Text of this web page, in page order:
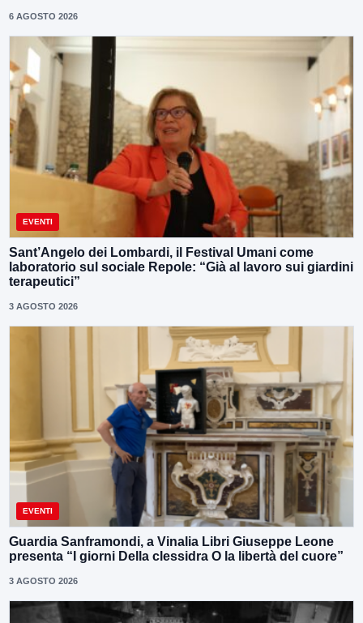
6 AGOSTO 2026
EVENTI
Sant’Angelo dei Lombardi, il Festival Umani come
laboratorio sul sociale Repole: “Già al lavoro sui giardini
terapeutici”
3 AGOSTO 2026
EVENTI
Guardia Sanframondi, a Vinalia Libri Giuseppe Leone
presenta “I giorni Della clessidra O la libertà del cuore”
3 AGOSTO 2026